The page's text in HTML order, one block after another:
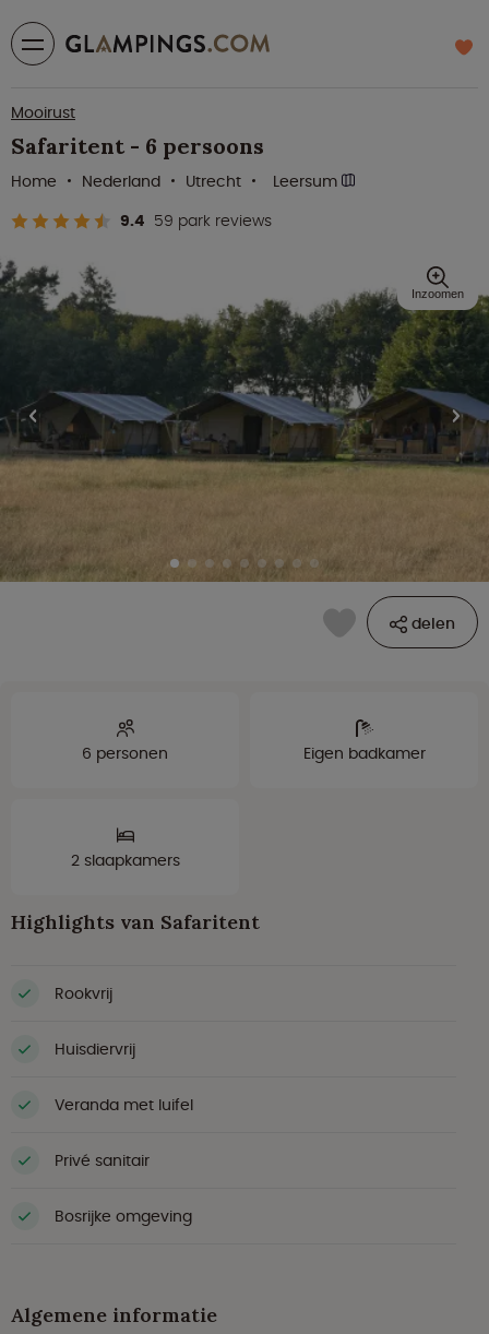
Mooirust
Safaritent - 6 persoons
9.4 59 park reviews
Home Nederland Utrecht Leersum
delen
Inzoomen
6 personen Eigen badkamer
2 slaapkamers
Highlights van Safaritent
Rookvrij
Huisdiervrij
Veranda met luifel
Privé sanitair
Bosrijke omgeving
Algemene informatie